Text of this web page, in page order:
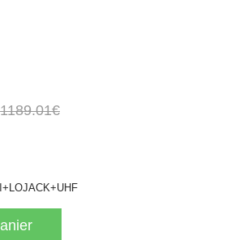
1189.01€